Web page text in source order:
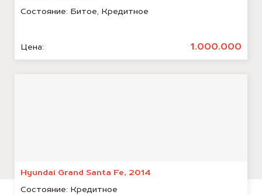
Состояние: Битое, Кредитное
Цена: 1.000.000
Hyundai Grand Santa Fe, 2014
Состояние: Кредитное